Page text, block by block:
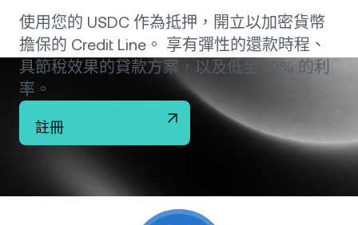
彈性儲蓄
定期儲蓄
Dual Investment
交易所
企業帳戶
Prime Brokerage
White Label
Nexo Ventures
市場
過去 24 小時市場上漲 0.61%
Bitcoin
NEXO
企業
關於
合作夥伴關係
使用您的 USDC 作為抵押，開立以加密貨幣
擔保的 Credit Line。 享有彈性的還款時程、
具節稅效果的貸款方案，以及低至 1.9% 的利
率。
註冊